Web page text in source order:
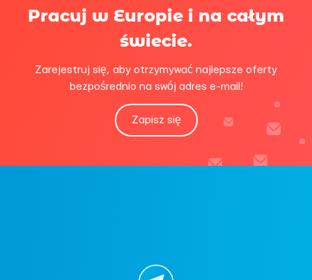
Pracuj w Europie i na całym
świecie.
Zarejestruj się, aby otrzymywać najlepsze oferty
bezpośrednio na swój adres e-mail!
Zapisz się